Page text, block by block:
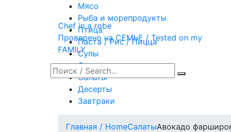
Chef in a robe
Проверено на СЕМЬЕ / Tested on my
FAMILY
Мясо
Рыба и морепродукты
Птица
Паста / Рис / Пицца
Супы
Овощи
Салаты
Десерты
Завтраки
Главная / HomeСалатыАвокадо